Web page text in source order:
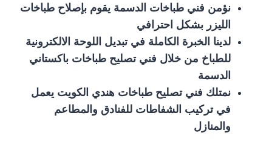
نؤمن فني طباخات الدسمة يقوم بإصلاح طباخات
الليزر بشكل احترافي
لدينا الخبرة الكاملة في تبديل اللوحة الالكترونية
للطباخ من خلال فني تصليح طباخات باكستاني
الدسمة
نمتلك فني تصليح طباخات هندي الكويت يعمل
في تركيب الشفاطات للفنادق والمطاعم
والمنازل